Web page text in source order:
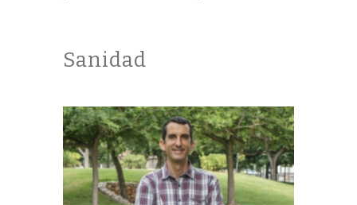
Sanidad